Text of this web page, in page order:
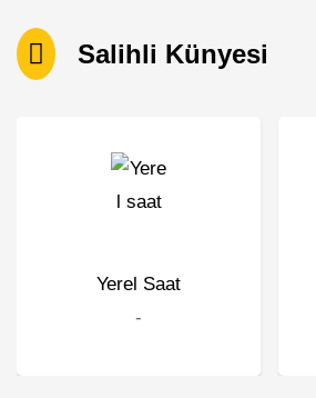
Salihli Künyesi
Yerel Saat
-